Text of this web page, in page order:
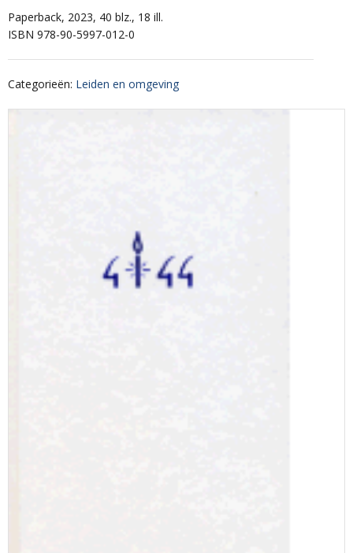
Paperback, 2023, 40 blz., 18 ill.
ISBN 978-90-5997-012-0
Categorieën: Leiden en omgeving